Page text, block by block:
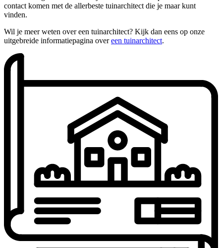
contact komen met de allerbeste tuinarchitect die je maar kunt
vinden.
Wil je meer weten over een tuinarchitect? Kijk dan eens op onze
uitgebreide informatiepagina overeen tuinarchitect.